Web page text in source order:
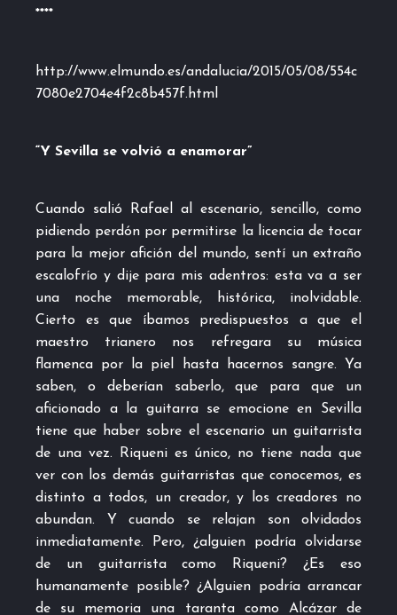
****
http://www.elmundo.es/andalucia/2015/05/08/554c
7080e2704e4f2c8b457f.html
“Y Sevilla se volvió a enamorar”
Cuando salió Rafael al escenario, sencillo, como
pidiendo perdón por permitirse la licencia de tocar
para la mejor afición del mundo, sentí un extraño
escalofrío y dije para mis adentros: esta va a ser
una noche memorable, histórica, inolvidable.
Cierto es que íbamos predispuestos a que el
maestro trianero nos refregara su música
flamenca por la piel hasta hacernos sangre. Ya
saben, o deberían saberlo, que para que un
aficionado a la guitarra se emocione en Sevilla
tiene que haber sobre el escenario un guitarrista
de una vez. Riqueni es único, no tiene nada que
ver con los demás guitarristas que conocemos, es
distinto a todos, un creador, y los creadores no
abundan. Y cuando se relajan son olvidados
inmediatamente. Pero, ¿alguien podría olvidarse
de un guitarrista como Riqueni? ¿Es eso
humanamente posible? ¿Alguien podría arrancar
de su memoria una taranta como Alcázar de